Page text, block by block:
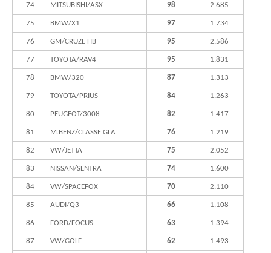
74 MITSUBISHI/ASX 98 2.685
75 BMW/X1 97 1.734
76 GM/CRUZE HB 95 2.586
77 TOYOTA/RAV4 95 1.831
78 BMW/320 87 1.313
79 TOYOTA/PRIUS 84 1.263
80 PEUGEOT/3008 82 1.417
81 M.BENZ/CLASSE GLA 76 1.219
82 VW/JETTA 75 2.052
83 NISSAN/SENTRA 74 1.600
84 VW/SPACEFOX 70 2.110
85 AUDI/Q3 66 1.108
86 FORD/FOCUS 63 1.394
87 VW/GOLF 62 1.493